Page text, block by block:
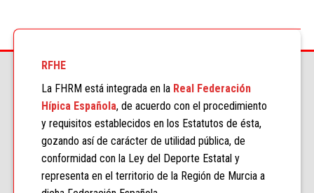
RFHE
La FHRM está integrada en la Real Federación
Hípica Española, de acuerdo con el procedimiento
y requisitos establecidos en los Estatutos de ésta,
gozando así de carácter de utilidad pública, de
conformidad con la Ley del Deporte Estatal y
representa en el territorio de la Región de Murcia a